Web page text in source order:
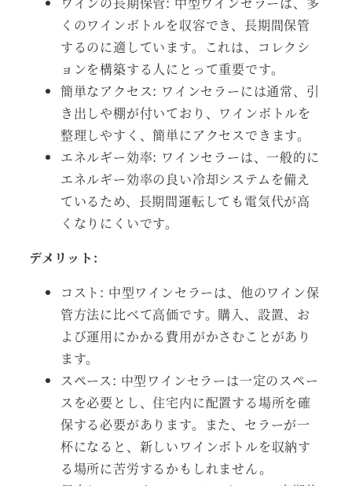
くのワインボトルを収容でき、長期間保管
するのに適しています。これは、コレクシ
ョンを構築する人にとって重要です。
簡単なアクセス: ワインセラーには通常、引
き出しや棚が付いており、ワインボトルを
整理しやすく、簡単にアクセスできます。
エネルギー効率: ワインセラーは、一般的に
エネルギー効率の良い冷却システムを備え
ているため、長期間運転しても電気代が高
くなりにくいです。
デメリット:
コスト: 中型ワインセラーは、他のワイン保
管方法に比べて高価です。購入、設置、お
よび運用にかかる費用がかさむことがあり
ます。
スペース: 中型ワインセラーは一定のスペー
スを必要とし、住宅内に配置する場所を確
保する必要があります。また、セラーが一
杯になると、新しいワインボトルを収納す
る場所に苦労するかもしれません。